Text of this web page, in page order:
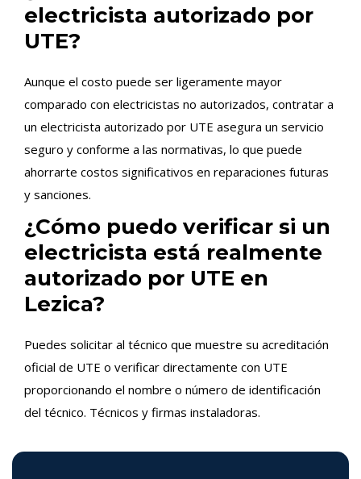
electricista autorizado por
UTE?
Aunque el costo puede ser ligeramente mayor
comparado con electricistas no autorizados, contratar a
un electricista autorizado por UTE asegura un servicio
seguro y conforme a las normativas, lo que puede
ahorrarte costos significativos en reparaciones futuras
y sanciones.
¿Cómo puedo verificar si un
electricista está realmente
autorizado por UTE en
Lezica?
Puedes solicitar al técnico que muestre su acreditación
oficial de UTE o verificar directamente con UTE
proporcionando el nombre o número de identificación
del técnico. Técnicos y firmas instaladoras.